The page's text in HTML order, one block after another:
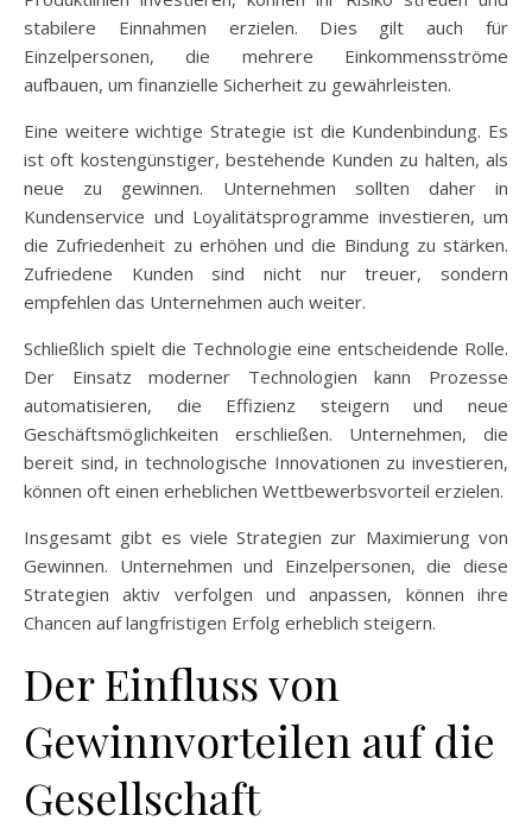
stabilere Einnahmen erzielen. Dies gilt auch für
Einzelpersonen, die mehrere Einkommensströme
aufbauen, um finanzielle Sicherheit zu gewährleisten.
Eine weitere wichtige Strategie ist die Kundenbindung. Es
ist oft kostengünstiger, bestehende Kunden zu halten, als
neue zu gewinnen. Unternehmen sollten daher in
Kundenservice und Loyalitätsprogramme investieren, um
die Zufriedenheit zu erhöhen und die Bindung zu stärken.
Zufriedene Kunden sind nicht nur treuer, sondern
empfehlen das Unternehmen auch weiter.
Schließlich spielt die Technologie eine entscheidende Rolle.
Der Einsatz moderner Technologien kann Prozesse
automatisieren, die Effizienz steigern und neue
Geschäftsmöglichkeiten erschließen. Unternehmen, die
bereit sind, in technologische Innovationen zu investieren,
können oft einen erheblichen Wettbewerbsvorteil erzielen.
Insgesamt gibt es viele Strategien zur Maximierung von
Gewinnen. Unternehmen und Einzelpersonen, die diese
Strategien aktiv verfolgen und anpassen, können ihre
Chancen auf langfristigen Erfolg erheblich steigern.
Der Einfluss von
Gewinnvorteilen auf die
Gesellschaft